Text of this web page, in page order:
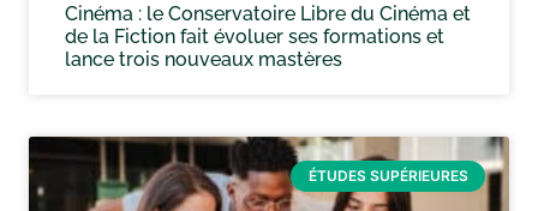
Cinéma : le Conservatoire Libre du Cinéma et
de la Fiction fait évoluer ses formations et
lance trois nouveaux mastères
ÉTUDES SUPÉRIEURES